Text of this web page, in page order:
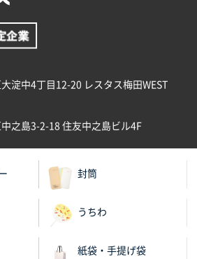
淀中4丁目12-20 レスタス梅田WEST
之島3-2-18 住友中之島ビル4F
封筒
うちわ
紙袋・手提げ袋